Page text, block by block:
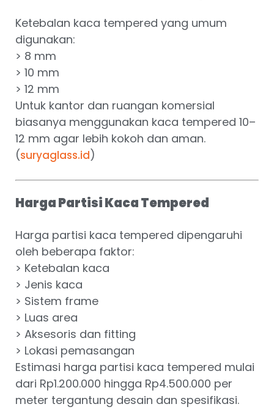
Ketebalan kaca tempered yang umum
digunakan:
> 8 mm
> 10 mm
> 12 mm
Untuk kantor dan ruangan komersial
biasanya menggunakan kaca tempered 10–
12 mm agar lebih kokoh dan aman.
(suryaglass.id)
Harga Partisi Kaca Tempered
Harga partisi kaca tempered dipengaruhi
oleh beberapa faktor:
> Ketebalan kaca
> Jenis kaca
> Sistem frame
> Luas area
> Aksesoris dan fitting
> Lokasi pemasangan
Estimasi harga partisi kaca tempered mulai
dari Rp1.200.000 hingga Rp4.500.000 per
meter tergantung desain dan spesifikasi.